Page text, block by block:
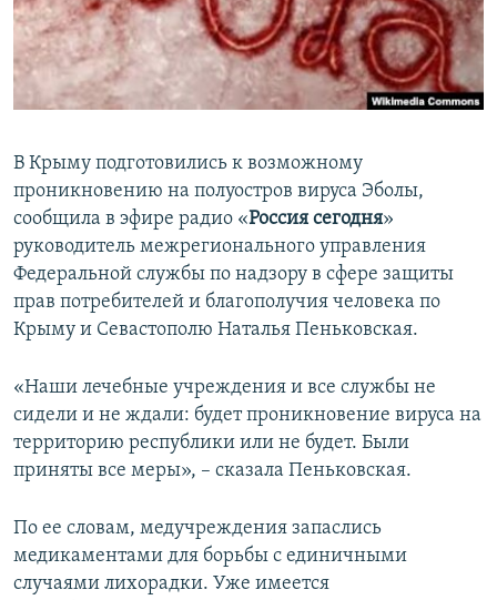
ПОБЕДИТЕЛЕЙ НЕ СУДЯТ?
КРЫМ.НЕПОКОРЕННЫЙ
ELIFBE
ПРИСОЕДИНЯЙТЕСЬ!
Все сайты RFE/RL
В Крыму подготовились к возможному
проникновению на полуостров вируса Эболы,
сообщила в эфире радио «Россия сегодня»
руководитель межрегионального управления
Федеральной службы по надзору в сфере защиты
прав потребителей и благополучия человека по
Крыму и Севастополю Наталья Пеньковская.
«Наши лечебные учреждения и все службы не
сидели и не ждали: будет проникновение вируса на
территорию республики или не будет. Были
приняты все меры», – сказала Пеньковская.
По ее словам, медучреждения запаслись
медикаментами для борьбы с единичными
случаями лихорадки. Уже имеется